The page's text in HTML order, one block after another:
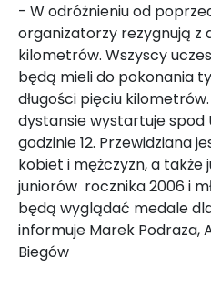
- W odróżnieniu od
organizatorzy rezygnują z
kilometrów. Wszyscy
będą mieli do pokonania
długości pięciu
dystansie wystartuje spod
godzinie 12. Przewidziana
kobiet i mężczyzn, a także
juniorów rocznika 2006 i
będą wyglądać medale
informuje Marek Podraza,
Biegów